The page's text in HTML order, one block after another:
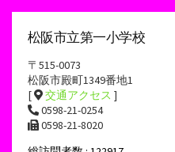
松阪市立第一小学校
〒515-0073
松阪市殿町1349番地1
[
交通アクセス ]
0598-21-0254
0598-21-8020